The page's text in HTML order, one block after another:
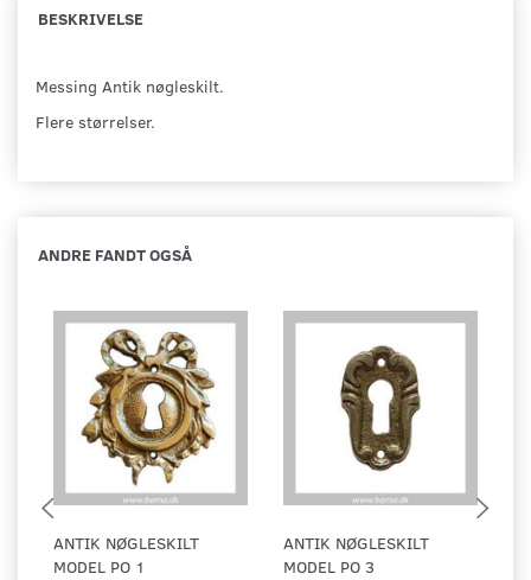
BESKRIVELSE
Messing Antik nøgleskilt.
Flere størrelser.
ANDRE FANDT OGSÅ
ANTIK NØGLESKILT
MODEL PO 1
ANTIK NØGLESKILT
MODEL PO 3